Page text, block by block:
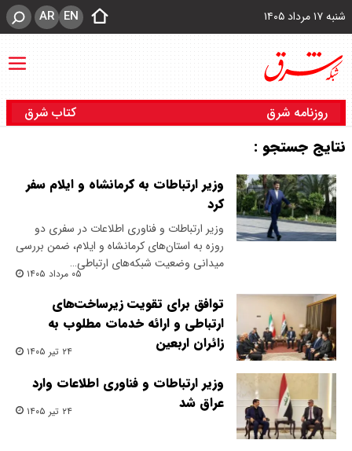
شنبه ۱۷ مرداد ۱۴۰۵ EN
AR
روزنامه شرق کتاب شرق
نتایج جستجو :
وزیر ارتباطات به کرمانشاه و ایلام سفر
کرد
وزیر ارتباطات و فناوری اطلاعات در سفری دو
روزه به استان‌های کرمانشاه و ایلام، ضمن بررسی
میدانی وضعیت شبکه‌های ارتباطی…
۰۵ مرداد ۱۴۰۵
توافق برای تقویت زیرساخت‌های
ارتباطی و ارائه خدمات مطلوب به
زائران اربعین
۲۴ تیر ۱۴۰۵
وزیر ارتباطات و فناوری اطلاعات وارد
عراق شد
۲۴ تیر ۱۴۰۵